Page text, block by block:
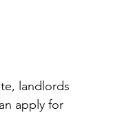
landlords
apply for